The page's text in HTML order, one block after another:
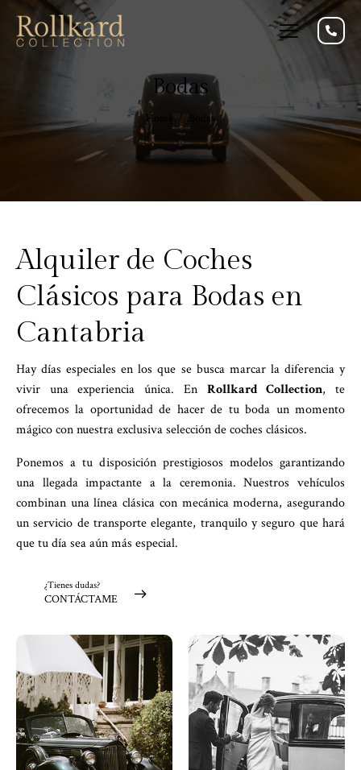
Bodas
Home Bodas
Alquiler de Coches
Clásicos para Bodas en
Cantabria
Hay días especiales en los que se busca marcar la diferencia y
vivir una experiencia única. En Rollkard Collection, te
ofrecemos la oportunidad de hacer de tu boda un momento
mágico con nuestra exclusiva selección de coches clásicos.
Ponemos a tu disposición prestigiosos modelos garantizando
una llegada impactante a la ceremonia. Nuestros vehículos
combinan una línea clásica con mecánica moderna, asegurando
un servicio de transporte elegante, tranquilo y seguro que hará
que tu día sea aún más especial.
¿Tienes dudas?
CONTÁCTAME